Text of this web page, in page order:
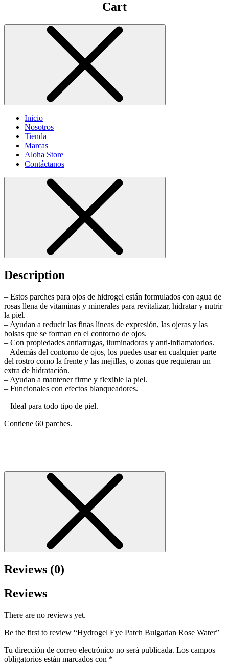
Cart
Inicio
Nosotros
Tienda
Marcas
Aloha Store
Contáctanos
Description
– Estos parches para ojos de hidrogel están formulados con agua de
rosas llena de vitaminas y minerales para revitalizar, hidratar y nutrir
la piel.
– Ayudan a reducir las finas líneas de expresión, las ojeras y las
bolsas que se forman en el contorno de ojos.
– Con propiedades antiarrugas, iluminadoras y anti-inflamatorios.
– Además del contorno de ojos, los puedes usar en cualquier parte
del rostro como la frente y las mejillas, o zonas que requieran un
extra de hidratación.
– Ayudan a mantener firme y flexible la piel.
– Funcionales con efectos blanqueadores.
– Ideal para todo tipo de piel.
Contiene 60 parches.
Reviews (0)
Reviews
There are no reviews yet.
Be the first to review “Hydrogel Eye Patch Bulgarian Rose Water”
Tu dirección de correo electrónico no será publicada. Los campos
obligatorios están marcados con *